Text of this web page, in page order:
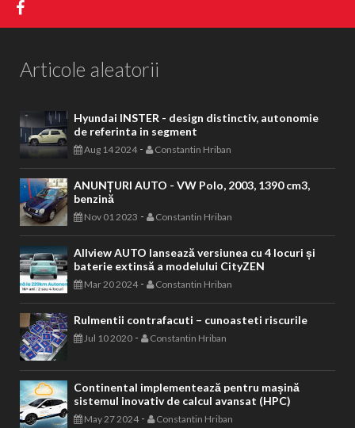
Articole aleatorii
Hyundai INSTER - design distinctiv, autonomie
de referinta in segment
Aug 14 2024- Constantin Hriban
ANUNȚURI AUTO - VW Polo, 2003, 1390 cm3,
benzină
Nov 01 2023 - Constantin Hriban
Allview AUTO lansează versiunea cu 4 locuri și
baterie extinsă a modelului CityZEN
Mar 20 2024- Constantin Hriban
Rulmentii contrafacuti – cunoasteti riscurile
Jul 10 2020 - Constantin Hriban
Continental implementează pentru mașină
sistemul inovativ de calcul avansat (HPC)
May 27 2024- Constantin Hriban